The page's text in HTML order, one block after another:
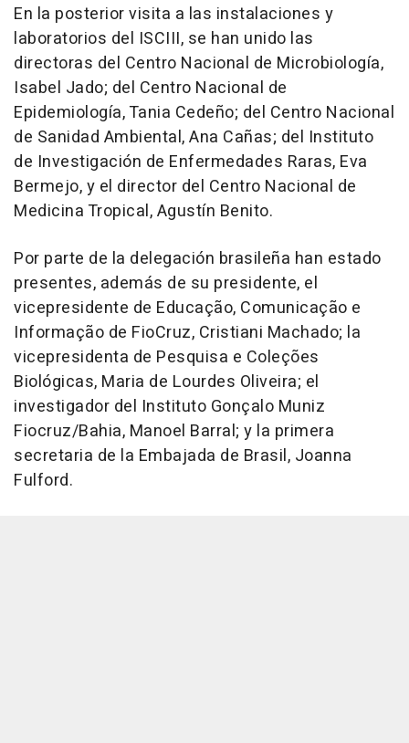
En la posterior visita a las instalaciones y
laboratorios del ISCIII, se han unido las
directoras del Centro Nacional de Microbiología,
Isabel Jado; del Centro Nacional de
Epidemiología, Tania Cedeño; del Centro Nacional
de Sanidad Ambiental, Ana Cañas; del Instituto
de Investigación de Enfermedades Raras, Eva
Bermejo, y el director del Centro Nacional de
Medicina Tropical, Agustín Benito.
Por parte de la delegación brasileña han estado
presentes, además de su presidente, el
vicepresidente de Educação, Comunicação e
Informação de FioCruz, Cristiani Machado; la
vicepresidenta de Pesquisa e Coleções
Biológicas, Maria de Lourdes Oliveira; el
investigador del Instituto Gonçalo Muniz
Fiocruz/Bahia, Manoel Barral; y la primera
secretaria de la Embajada de Brasil, Joanna
Fulford.